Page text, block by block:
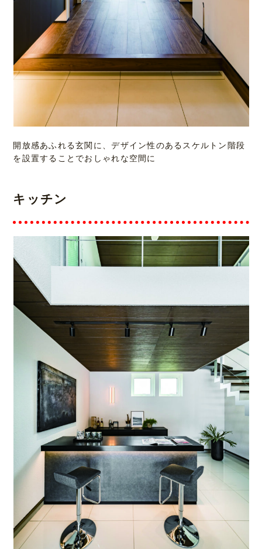
開放感あふれる玄関に、デザイン性のあるスケルトン階段
を設置することでおしゃれな空間に
キッチン